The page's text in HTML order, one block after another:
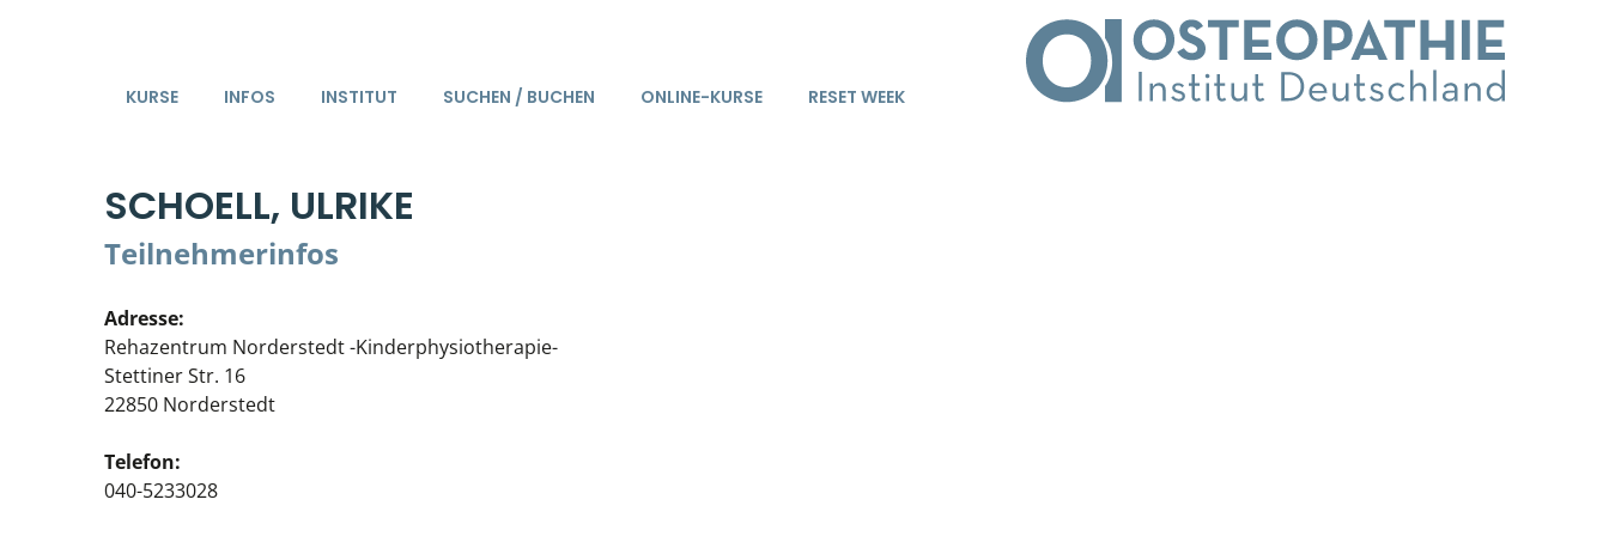
KURSE INFOS INSTITUT SUCHEN / BUCHEN ONLINE-KURSE RESET WEEK
SCHOELL, ULRIKE
Teilnehmerinfos
Adresse:
Rehazentrum Norderstedt -Kinderphysiotherapie-
Stettiner Str. 16
22850 Norderstedt
Telefon:
040-5233028